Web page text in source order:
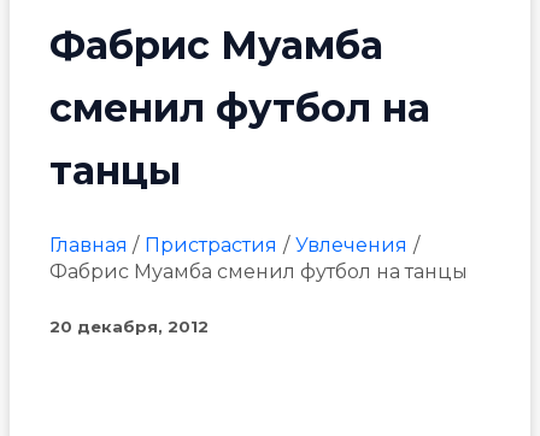
Фабрис Муамба
сменил футбол на
танцы
Главная Пристрастия
Увлечения
Фабрис Муамба сменил футбол на танцы
20 декабря, 2012